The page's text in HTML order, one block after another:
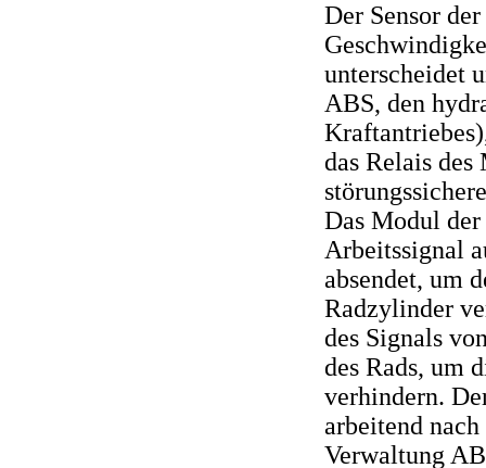
Der Sensor
unterscheidet
ABS, den
das Relais des
Das Modul
Arbeitssignal
absendet, um
Radzylinder
des Signals
des Rads, um
verhindern.
arbeitend
Verwaltung